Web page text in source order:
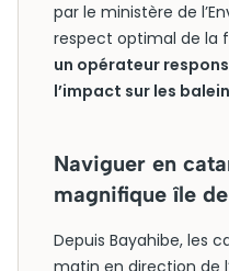
par le ministère de
respect optimal de la
un opérateur
l’impact sur les
Naviguer en
magnifique île
Depuis Bayahibe, les
matin en direction de